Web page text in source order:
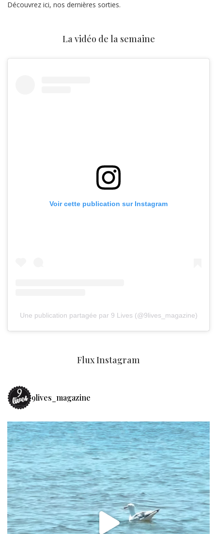
Découvrez ici, nos dernières sorties.
La vidéo de la semaine
Voir cette publication sur Instagram
Une publication partagée par 9 Lives (@9lives_magazine)
Flux Instagram
9lives_magazine